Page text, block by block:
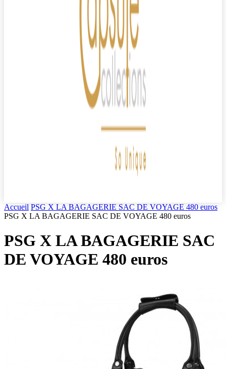
Accueil PSG X LA BAGAGERIE SAC DE VOYAGE 480 euros
PSG X LA BAGAGERIE SAC DE VOYAGE 480 euros
PSG X LA BAGAGERIE SAC
DE VOYAGE 480 euros